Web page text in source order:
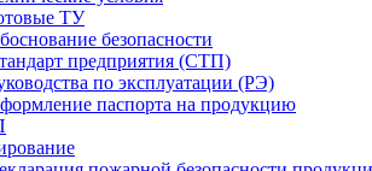
ТУ
безопасности
предприятия (СТП)
по эксплуатации (РЭ)
паспорта на продукцию